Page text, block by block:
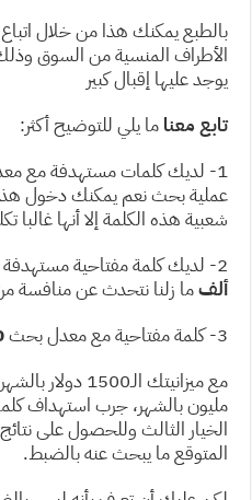
بالطبع يمكنك هذا من خلال
الأطراف المنسية من السوق
يوجد عليها إقبال كبير
تابع معنا ما يلي للتوضيح أكثر:
1- لديك كلمات مستهدفة مع معدل بحث شهري يصل إلى
عملية بحث نعم يمكنك دخول
شعبية هذه الكلمة إلا أنها غالبا
2- لديك كلمة مفتاحية مستهدفة مع معدل بحث شهري
ألفما زلنا نتحدث عن منافسة
3- كلمة مفتاحية مع معدل بحث
120
مع ميزانيتك
مليون بالشهر، جرب استهداف
الخيار الثالث وللحصول على
المتوقع ما يبحث عنه بالضبط.